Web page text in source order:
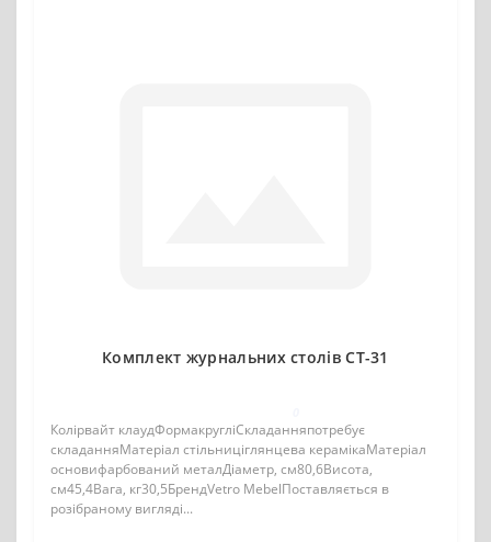
Комплект журнальних столів CT-31
Колірвайт клаудФормакругліСкладанняпотребує
складанняМатеріал стільниціглянцева керамікаМатеріал
основифарбований металДіаметр, см80,6Висота,
см45,4Вага, кг30,5БрендVetro MebelПоставляється в
розібраному вигляді...